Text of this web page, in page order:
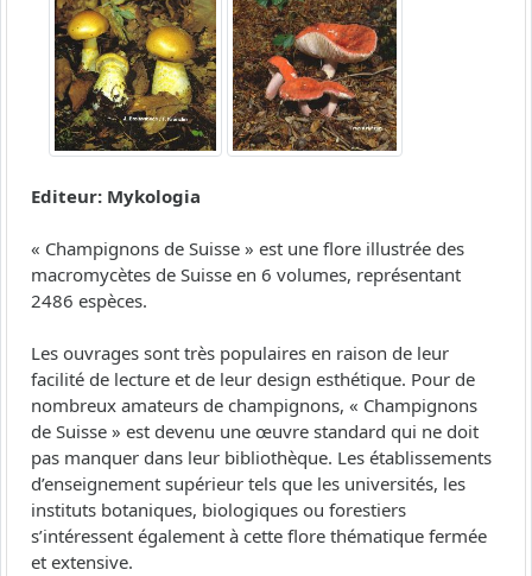
Editeur: Mykologia
« Champignons de Suisse » est une flore illustrée des
macromycètes de Suisse en 6 volumes, représentant
2486 espèces.
Les ouvrages sont très populaires en raison de leur
facilité de lecture et de leur design esthétique. Pour de
nombreux amateurs de champignons, « Champignons
de Suisse » est devenu une œuvre standard qui ne doit
pas manquer dans leur bibliothèque. Les établissements
d’enseignement supérieur tels que les universités, les
instituts botaniques, biologiques ou forestiers
s’intéressent également à cette flore thématique fermée
et extensive.